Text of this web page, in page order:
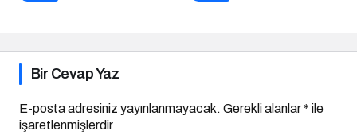
Bir Cevap Yaz
E-posta adresiniz yayınlanmayacak. Gerekli alanlar* ile
işaretlenmişlerdir